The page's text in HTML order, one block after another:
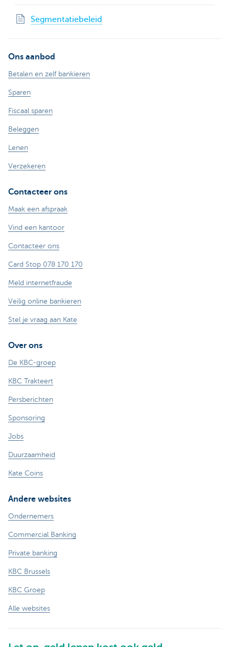
Segmentatiebeleid
Ons aanbod
Betalen en zelf bankieren
Sparen
Fiscaal sparen
Beleggen
Lenen
Verzekeren
Contacteer ons
Maak een afspraak
Vind een kantoor
Contacteer ons
Card Stop 078 170 170
Meld internetfraude
Veilig online bankieren
Stel je vraag aan Kate
Over ons
De KBC-groep
KBC Trakteert
Persberichten
Sponsoring
Jobs
Duurzaamheid
Kate Coins
Andere websites
Ondernemers
Commercial Banking
Private banking
KBC Brussels
KBC Groep
Alle websites